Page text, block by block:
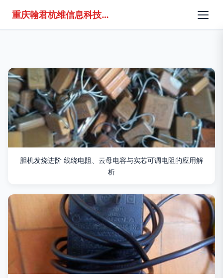
重庆翰君杭维信息科技有限公司
胆机发烧进阶 线绕电阻、云母电容与实芯可调电阻的应用解
析